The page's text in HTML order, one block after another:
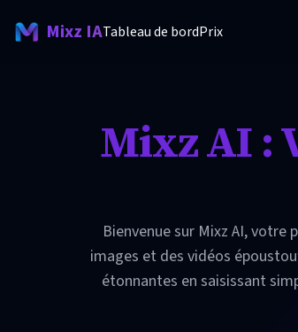
Mixz IATableau de bordPrix
Mixz AI :
Bienvenue sur Mixz AI,
images et des vidéos
étonnantes en saisissant
concentrer sur la